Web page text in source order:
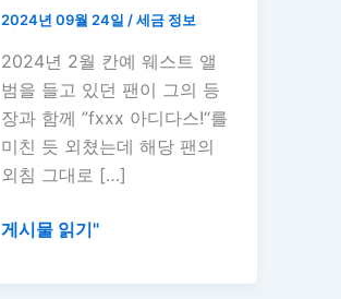
2024년 09월 24일 /세금 정보
2024년 2월 칸예 웨스트 앨
범을 들고 있던 팬이 그의 등
장과 함께 ”fxxx 아디다스!“를
미친 듯 외쳤는데 해당 팬의
외침 그대로 […]
좌
가
받
은
칸
예
스
게시물 읽기"